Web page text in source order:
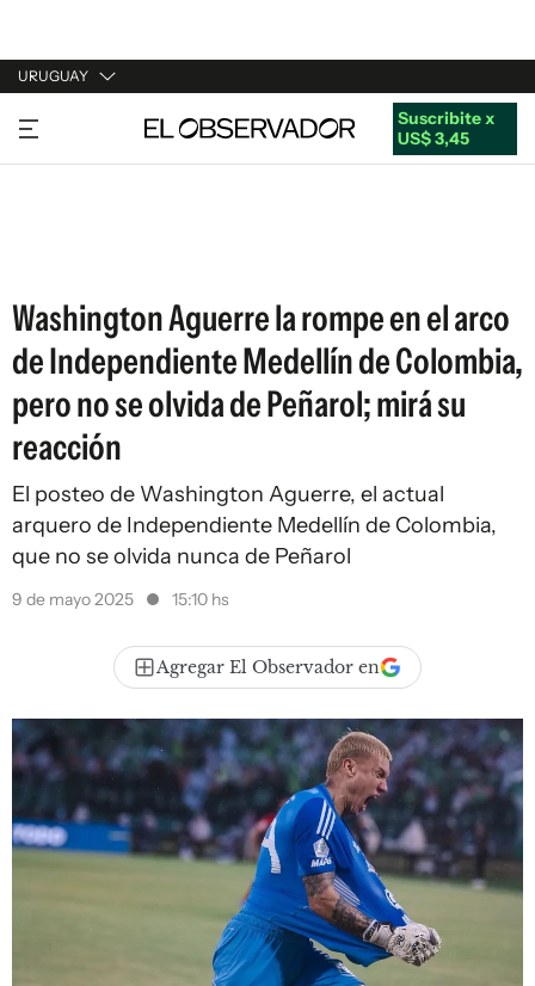
URUGUAY
URUGUAY
ARGENTINA
Suscribite x
US$ 3,45
Washington Aguerre la rompe en el arco
de Independiente Medellín de Colombia,
pero no se olvida de Peñarol; mirá su
reacción
El posteo de Washington Aguerre, el actual
arquero de Independiente Medellín de Colombia,
que no se olvida nunca de Peñarol
9 de mayo 2025 15:10 hs
Agregar El Observador en